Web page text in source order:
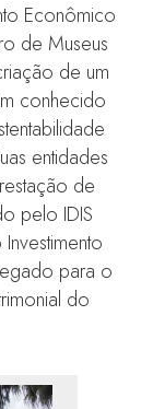
Econômico
de Museus
de um
conhecido
entidades
de
pelo IDIS
para o
do